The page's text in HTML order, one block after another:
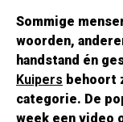
Sommige
woorden,
handstand én
Kuipers behoort
categorie. De
week een video